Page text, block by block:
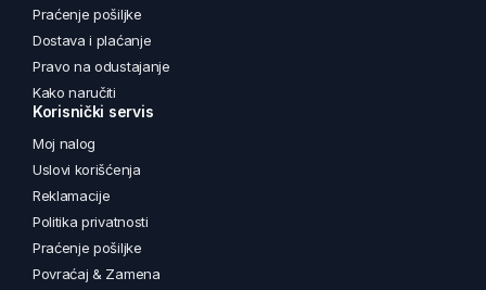
Praćenje pošiljke
Dostava i plaćanje
Pravo na odustajanje
Kako naručiti
Korisnički servis
Moj nalog
Uslovi korišćenja
Reklamacije
Politika privatnosti
Praćenje pošiljke
Povraćaj & Zamena